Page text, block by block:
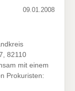
09.01.2008
82110
mit einem
Prokuristen: